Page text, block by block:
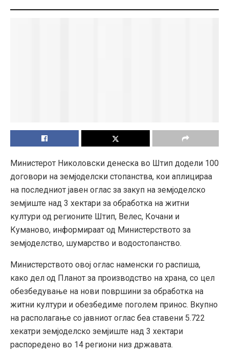
Министерот Николовски денеска во Штип додели 100
договори на земјоделски стопанства, кои аплицираа
на последниот јавен оглас за закуп на земјоделско
земјиште над 3 хектари за обработка на житни
култури од регионите Штип, Велес, Кочани и
Куманово, информираат од Министерството за
земјоделство, шумарство и водостопанство.
Министерството овој оглас наменски го распиша,
како дел од Планот за производство на храна, со цел
обезбедување на нови површини за обработка на
житни култури и обезбедиме поголем принос. Вкупно
на располагање со јавниот оглас беа ставени 5.722
хекатри земјоделско земјиште над 3 хектари
распоредено во 14 региони низ државата.